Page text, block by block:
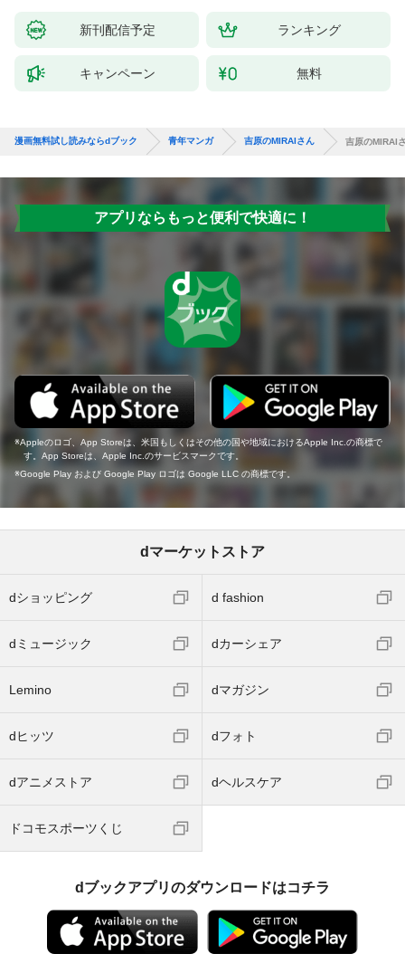
新刊配信予定 ランキング
キャンペーン 無料
漫画無料試し読みならdブック 青年マンガ 吉原のMIRAIさん 吉原のMIRAI
アプリならもっと便利で快適に！
Appleのロゴ、App Storeは、米国もしくはその他の国や地域におけるApple Inc.の商標で
す。App Storeは、Apple Inc.のサービスマークです。
Google Play および Google Play ロゴは Google LLC の商標です。
dマーケットストア
dショッピング d fashion
dミュージック dカーシェア
Lemino dマガジン
dヒッツ dフォト
dアニメストア dヘルスケア
ドコモスポーツくじ
dブックアプリのダウンロードはコチラ